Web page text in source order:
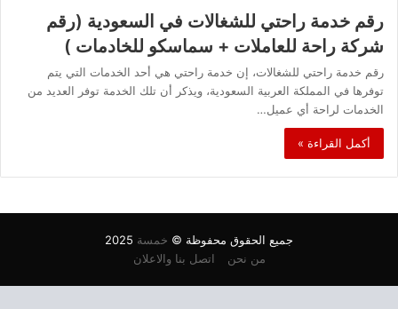
رقم خدمة راحتي للشغالات في السعودية (رقم
شركة راحة للعاملات + سماسكو للخادمات )
رقم خدمة راحتي للشغالات، إن خدمة راحتي هي أحد الخدمات التي يتم
توفرها في المملكة العربية السعودية، ويذكر أن تلك الخدمة توفر العديد من
الخدمات لراحة أي عميل…
أكمل القراءة »
جميع الحقوق محفوظة © خمسة
من نحن
اتصل بنا والاعلان